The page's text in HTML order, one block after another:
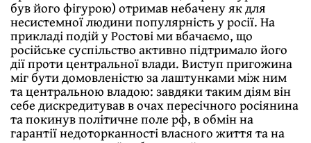
був його фігурою) отримав небачену як для
несистемної людини популярність у росії. На
прикладі подій у Ростові ми вбачаємо, що
російське суспільство активно підтримало його
дії проти центральної влади. Виступ пригожина
міг бути домовленістю за лаштунками між ним
та центральною владою: завдяки таким діям він
себе дискредитував в очах пересічного росіянина
та покинув політичне поле рф, в обмін на
гарантії недоторканності власного життя та на